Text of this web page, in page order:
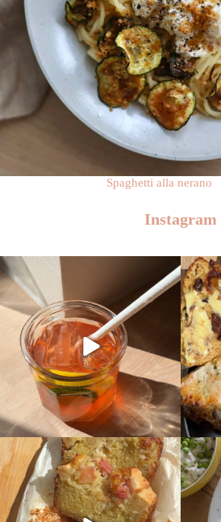
Spaghetti alla nerano
Instagram